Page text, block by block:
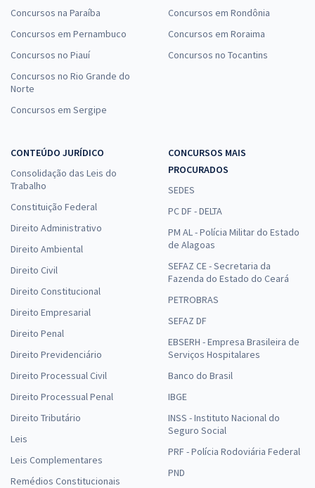
Concursos na Paraíba
Concursos em Pernambuco
Concursos no Piauí
Concursos no Rio Grande do
Norte
Concursos em Sergipe
Concursos em Rondônia
Concursos em Roraima
Concursos no Tocantins
CONTEÚDO JURÍDICO
Consolidação das Leis do
Trabalho
Constituição Federal
Direito Administrativo
Direito Ambiental
Direito Civil
Direito Constitucional
Direito Empresarial
Direito Penal
Direito Previdenciário
Direito Processual Civil
Direito Processual Penal
Direito Tributário
Leis
Leis Complementares
Remédios Constitucionais
CONCURSOS MAIS
PROCURADOS
SEDES
PC DF - DELTA
PM AL - Polícia Militar do Estado
de Alagoas
SEFAZ CE - Secretaria da
Fazenda do Estado do Ceará
PETROBRAS
SEFAZ DF
EBSERH - Empresa Brasileira de
Serviços Hospitalares
Banco do Brasil
IBGE
INSS - Instituto Nacional do
Seguro Social
PRF - Polícia Rodoviária Federal
PND